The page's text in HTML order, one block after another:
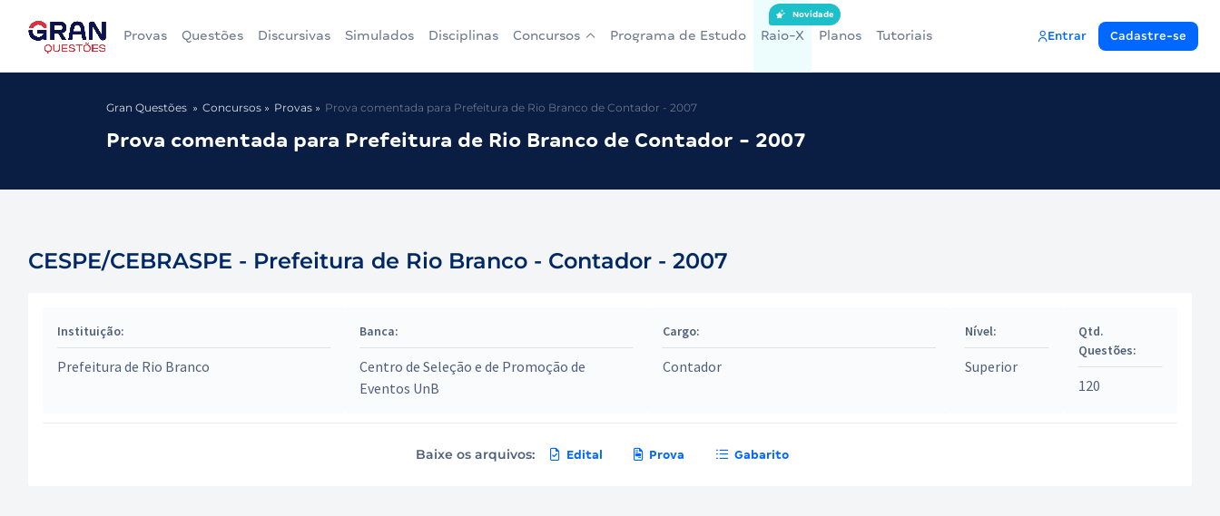
Provas Questões Discursivas Simulados Disciplinas Concursos Programa de Estudo Raio-X
Novidade
Planos Tutoriais Entrar Cadastre-se
Gran Questões Concursos Provas Prova comentada para Prefeitura de Rio Branco de Contador - 2007
Prova comentada para Prefeitura de Rio Branco de Contador - 2007
CESPE/CEBRASPE - Prefeitura de Rio Branco - Contador - 2007
Instituição:
Prefeitura de Rio Branco
Banca:
Centro de Seleção e de Promoção de
Eventos UnB
Cargo:
Contador
Nível:
Superior
Qtd.
Questões:
120
Baixe os arquivos: Edital Prova Gabarito